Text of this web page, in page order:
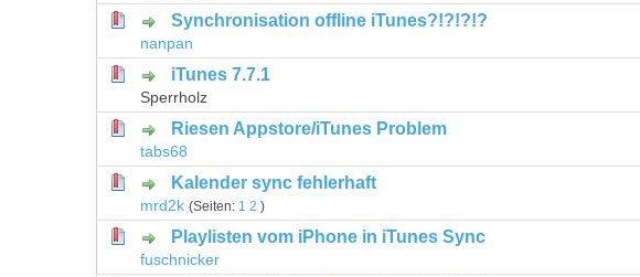
Synchronisation offline iTunes?!?!?!?
nanpan
0 Bewertung(en) - 0 von 5 durchschnittlich
1 2345
iTunes 7.7.1
Sperrholz
0 Bewertung(en) - 0 von 5 durchschnittlich
Riesen Appstore/iTunes Problem
tabs68
0 Bewertung(en) - 0 von 5 durchschnittlich
1 2345
Kalender sync fehlerhaft
mrd2k (Seiten: 1 2 )
0 Bewertung(en) - 0 von 5 durchschnittlich
1
Playlisten vom iPhone in iTunes Sync
fuschnicker
0 Bewertung(en) - 0 von 5 durchschnittlich
12345